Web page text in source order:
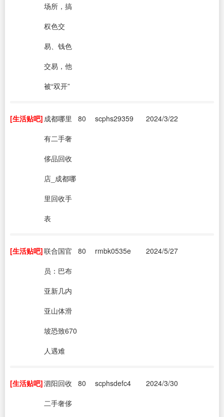
场所，搞
权色交
易、钱色
交易，他
被“双开”
[生活贴吧] 成都哪里
有二手奢
侈品回收
店_成都哪
里回收手
表
80 scphs29359 2024/3/22
[生活贴吧]联合国官
员：巴布
亚新几内
亚山体滑
坡恐致670
人遇难
80 rmbk0535e 2024/5/27
[生活贴吧]泗阳回收
二手奢侈
80 scphsdefc4 2024/3/30